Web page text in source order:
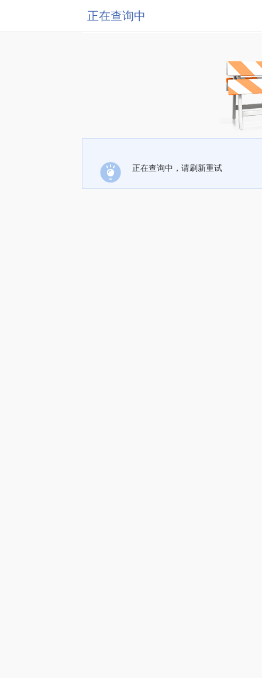
正在查询中
正在查询中，请刷新重试